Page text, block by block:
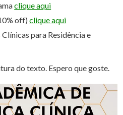
clique aqui
off)clique aqui
para Residência e
do texto. Espero que goste.